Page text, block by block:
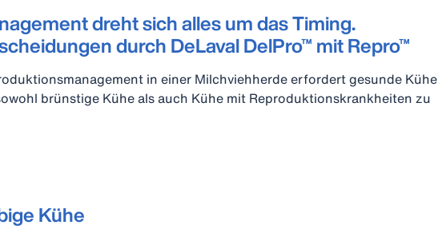
dreht sich alles um das Timing.
durch DeLaval DelPro™ mit Repro™
in einer Milchviehherde erfordert gesunde Kühe
brünstige Kühe als auch Kühe mit Reproduktionskrankheiten zu
Kühe